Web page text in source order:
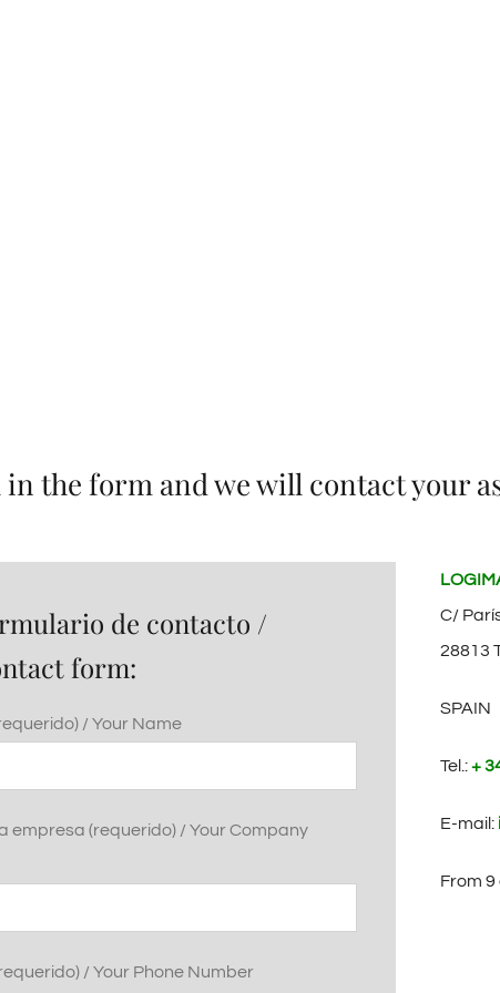
in the form and we will contact your
de contacto /
form:
/ Your Name
empresa (requerido) / Your Company
/ Your Phone Number
C/
28813
SPAIN
Tel.:+
E-mail:
From 9